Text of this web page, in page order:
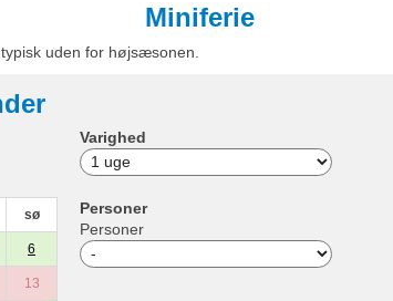
Miniferie
uden for højsæsonen.
sø
6
13
Varighed
Personer
Personer